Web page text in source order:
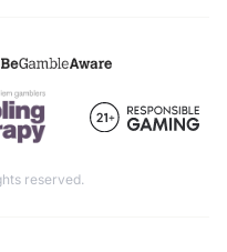
reserved.